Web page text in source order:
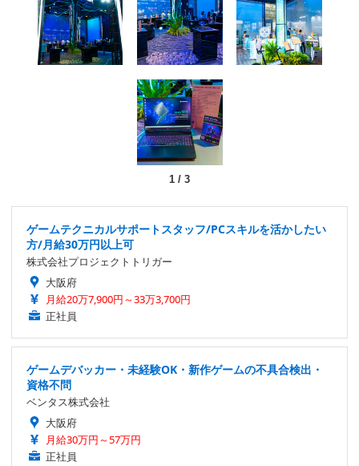
1/ 3
ゲームテクニカルサポートスタッフ/PCスキルを活かしたい
方/月給30万円以上可
株式会社プロジェクトトリガー
大阪府
月給20万7,900円～33万3,700円
正社員
ゲームデバッカー・未経験OK・新作ゲームの不具合検出・
資格不問
ベンタス株式会社
大阪府
月給30万円～57万円
正社員